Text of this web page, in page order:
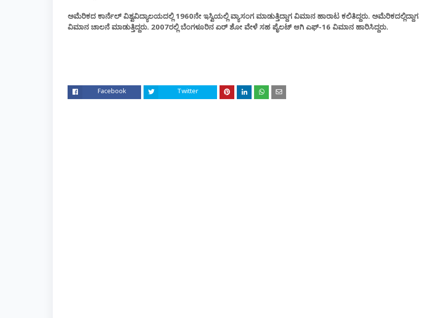
ಅಮೆರಿಕದ ಕಾರ್ನೆಲ್ ವಿಶ್ವವಿದ್ಯಾಲಯದಲ್ಲಿ 1960ನೇ ಇಸ್ವಿಯಲ್ಲಿ ವ್ಯಾಸಂಗ ಮಾಡುತ್ತಿದ್ದಾಗ ವಿಮಾನ ಹಾರಾಟ ಕಲಿತಿದ್ದರು. ಅಮೆರಿಕದಲ್ಲಿದ್ದಾಗ
ವಿಮಾನ ಚಾಲನೆ ಮಾಡುತ್ತಿದ್ದರು. 2007ರಲ್ಲಿ ಬೆಂಗಳೂರಿನ ಏ‌ರ್ ಶೋ ವೇಳೆ ಸಹ ಪೈಲಟ್ ಆಗಿ ಎಫ್-16 ವಿಮಾನ ಹಾರಿಸಿದ್ದರು.
Facebook Twitter